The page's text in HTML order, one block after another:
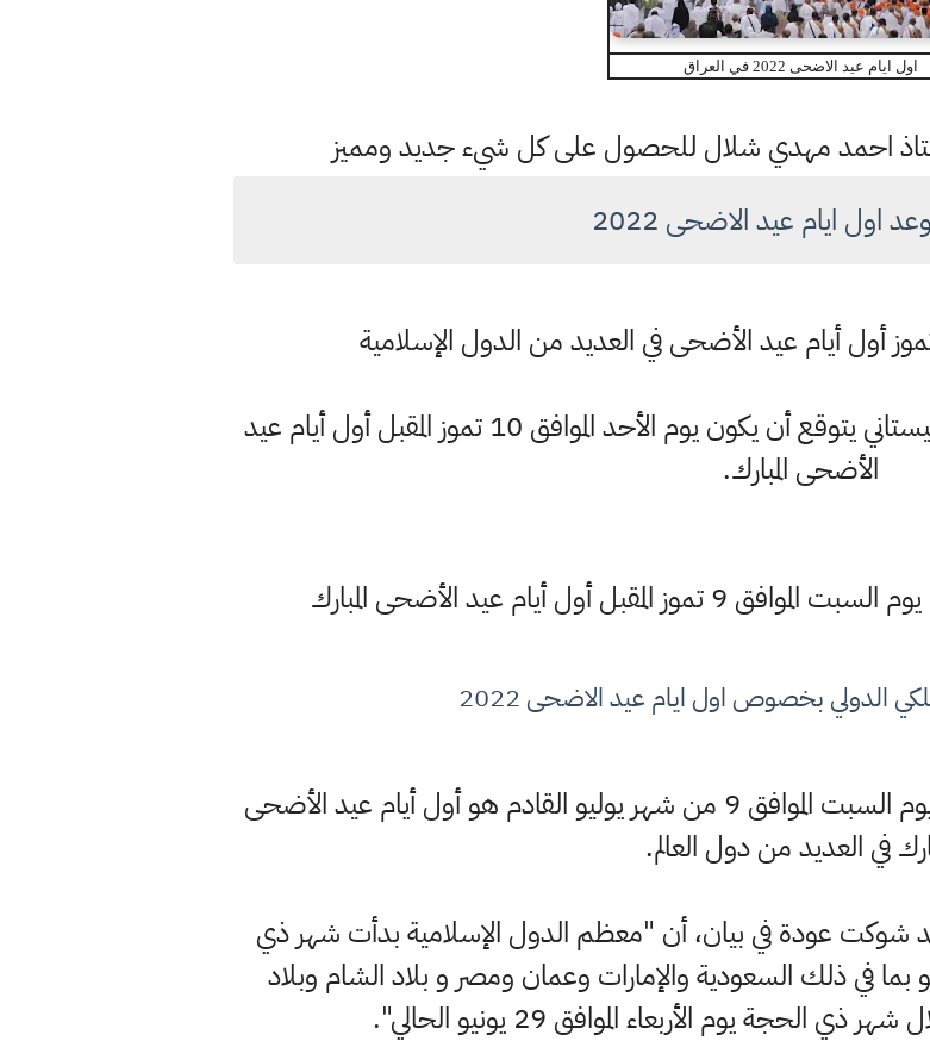
اول ايام عيد الاضحى 2022 في العراق
احمد مهدي شلال للحصول على كل شيء جديد ومميز
اول ايام عيد الاضحى 2022
السيد علي السيستاني يتوقع أن يكون يوم الأحد الموافق 10 تموز المقبل أول أيام عيد
الأضحى المبارك.
المقبل أول أيام عيد الأضحى المبارك
الدولي بخصوص اول ايام عيد الاضحى 2022
، اليوم الاثنين، أن يوم السبت الموافق 9 من شهر يوليو القادم هو أول أيام عيد الأضحى
في العديد من دول العالم.
شوكت عودة في بيان، أن "معظم الدول الإسلامية بدأت شهر ذي
بما في ذلك السعودية والإمارات وعمان ومصر و بلاد الشام وبلاد
يوم الأربعاء الموافق 29 يونيو الحالي".